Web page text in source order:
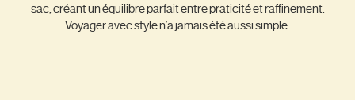
sac, créant un équilibre parfait entre praticité et raffinement.
Voyager avec style n’a jamais été aussi simple.